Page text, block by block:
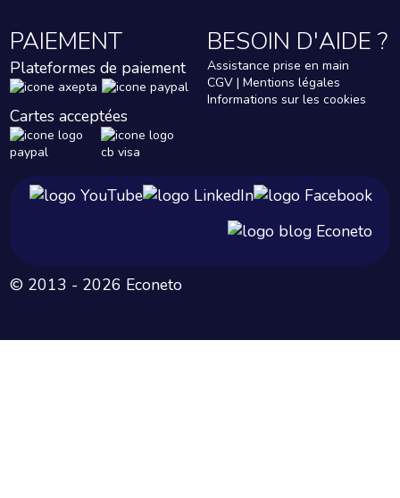
PAIEMENT
Plateformes de paiement
Cartes acceptées
BESOIN D'AIDE ?
Assistance prise en main
CGV | Mentions légales
Informations sur les cookies
© 2013 - 2026 Econeto